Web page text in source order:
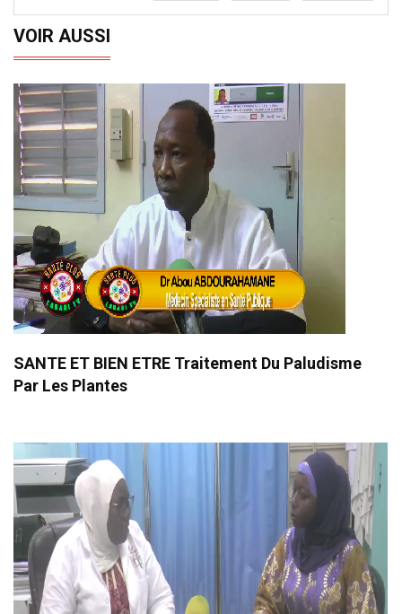
VOIR AUSSI
SANTE ET BIEN ETRE Traitement Du Paludisme
Par Les Plantes